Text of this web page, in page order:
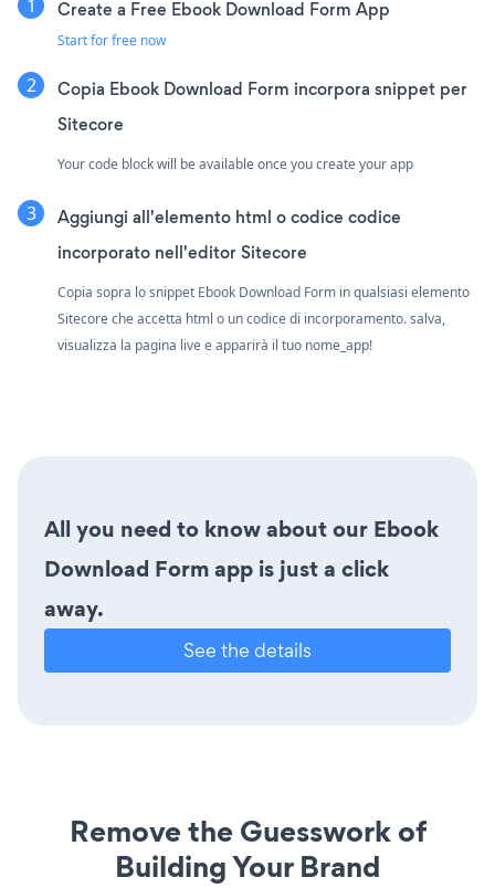
Create a Free Ebook Download Form App
Start for free now
Copia Ebook Download Form incorpora snippet per
Sitecore
Your code block will be available once you create your app
Aggiungi all'elemento html o codice codice
incorporato nell'editor Sitecore
Copia sopra lo snippet Ebook Download Form in qualsiasi elemento
Sitecore che accetta html o un codice di incorporamento. salva,
visualizza la pagina live e apparirà il tuo nome_app!
All you need to know about our Ebook
Download Form app is just a click
away.
See the details
Remove the Guesswork of
Building Your Brand